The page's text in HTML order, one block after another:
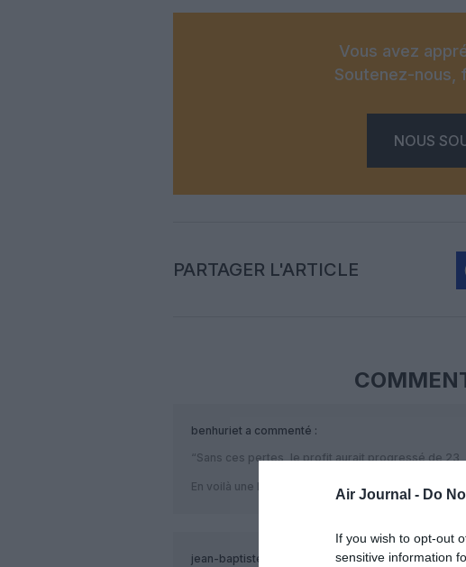
Air Journal - Do
If you wish to opt-out
sensitive information
Vous avez
Soutenez-nous,
NOUS
PARTAGER L'ARTICLE
benhuriet a commenté :
“Sans ces pertes, le profit aurait progressé de 23,
En voilà une belle porte enfoncée !
jean-baptiste a commenté :